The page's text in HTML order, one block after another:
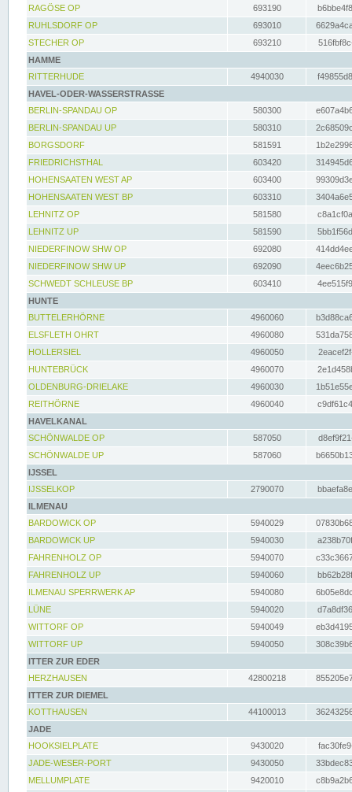
RAGÖSE OP
693190
RUHLSDORF OP
693010
STECHER OP
693210
HAMME
RITTERHUDE
4940030
HAVEL-ODER-WASSERSTRASSE
BERLIN-SPANDAU OP
580300
BERLIN-SPANDAU UP
580310
BORGSDORF
581591
FRIEDRICHSTHAL
603420
HOHENSAATEN WEST AP
603400
HOHENSAATEN WEST BP
603310
LEHNITZ OP
581580
LEHNITZ UP
581590
NIEDERFINOW SHW OP
692080
NIEDERFINOW SHW UP
692090
SCHWEDT SCHLEUSE BP
603410
HUNTE
BUTTELERHÖRNE
4960060
ELSFLETH OHRT
4960080
HOLLERSIEL
4960050
HUNTEBRÜCK
4960070
OLDENBURG-DRIELAKE
4960030
REITHÖRNE
4960040
HAVELKANAL
SCHÖNWALDE OP
587050
SCHÖNWALDE UP
587060
IJSSEL
IJSSELKOP
2790070
ILMENAU
BARDOWICK OP
5940029
BARDOWICK UP
5940030
FAHRENHOLZ OP
5940070
FAHRENHOLZ UP
5940060
ILMENAU SPERRWERK AP
5940080
LÜNE
5940020
WITTORF OP
5940049
WITTORF UP
5940050
ITTER ZUR EDER
HERZHAUSEN
42800218
ITTER ZUR DIEMEL
KOTTHAUSEN
44100013
JADE
HOOKSIELPLATE
9430020
JADE-WESER-PORT
9430050
MELLUMPLATE
9420010